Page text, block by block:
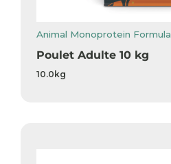
Animal Monoprotein Formula
Poulet Adulte 10 kg
10.0kg